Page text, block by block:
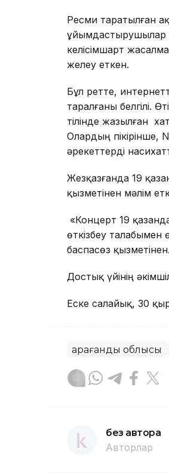
Ресми таратылған
ұйымдастырушылар
келісімшарт
желеу еткен.
Бұл ретте,
таралғаны белгілі.
тілінде жазылған
Олардың пікірінше,
әрекеттерді
Жезқазғанда 19
қызметінен мәлім
«Концерт 19
өткізбеу талабымен
баспасөз қызметінен.
Достық үйінің
Еске салайық, 30
Қарағанды облысы
без автора
Авторлар